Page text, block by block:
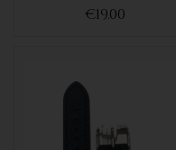
€19.00